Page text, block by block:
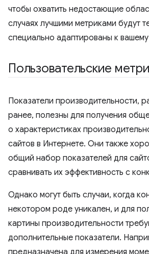
чтобы охватить недостающие
случаях лучшими метриками будут
специально адаптированы к вашему
Пользовательские
Показатели производительности,
ранее, полезны для получения
о характеристиках
сайтов в Интернете. Они также
общий набор показателей для
сравнивать их эффективность с
Однако могут быть случаи, когда
некотором роде уникален, и для
картины производительности
дополнительные показатели.
предназначена для измерения